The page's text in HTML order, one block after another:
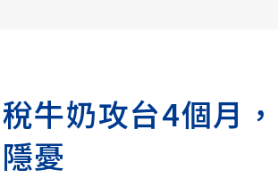
牛奶攻台4個月
憂